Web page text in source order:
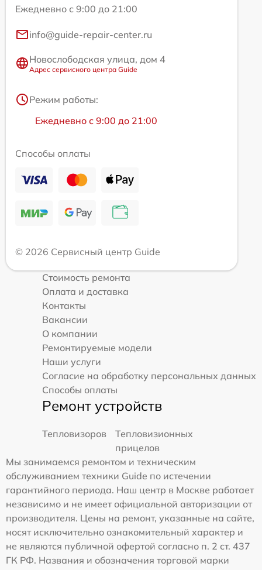
Ежедневно с 9:00 до 21:00
info@guide-repair-center.ru
Новослободская улица, дом 4
Адрес сервисного центра Guide
Режим работы:
Ежедневно с 9:00 до 21:00
Способы оплаты
© 2026 Сервисный центр Guide
Стоимость ремонта
Оплата и доставка
Контакты
Вакансии
О компании
Ремонтируемые модели
Наши услуги
Согласие на обработку персональных данных
Способы оплаты
Ремонт устройств
Тепловизоров
Тепловизионных
прицелов
Мы занимаемся ремонтом и техническим
обслуживанием техники Guide по истечении
гарантийного периода. Наш центр в Москве работает
независимо и не имеет официальной авторизации от
производителя. Цены на ремонт, указанные на сайте,
носят исключительно ознакомительный характер и
не являются публичной офертой согласно п. 2 ст. 437
ГК РФ. Названия и обозначения торговой марки